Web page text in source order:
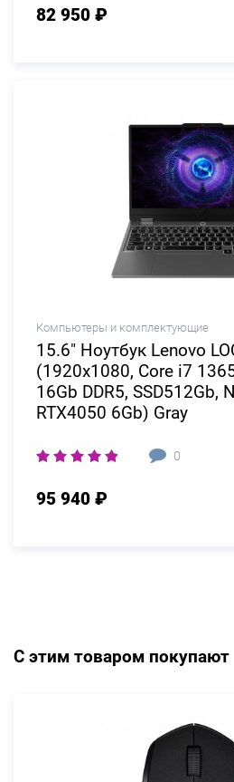
82 950 ₽
Компьютеры и комплектующие
15.6" Ноутбук Lenovo
(1920x1080, Core i7
16Gb DDR5, SSD512Gb,
RTX4050 6Gb) Gray
0
95 940 ₽
С этим товаром покупают